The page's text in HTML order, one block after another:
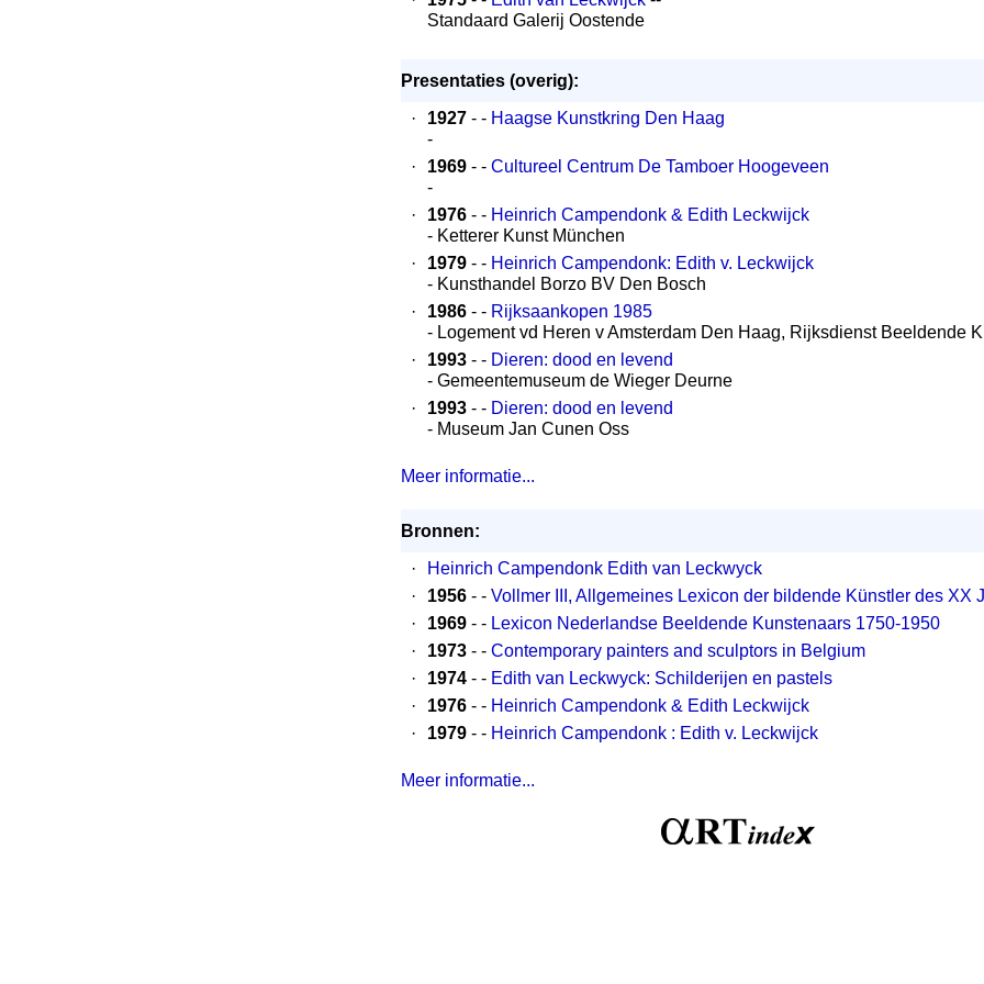
Standaard Galerij Oostende
Presentaties (overig):
·
1927 - - Haagse Kunstkring Den Haag
-
·
1969 - - Cultureel Centrum De Tamboer Hoogeveen
-
·
1976 - - Heinrich Campendonk & Edith Leckwijck
- Ketterer Kunst München
·
1979 - - Heinrich Campendonk: Edith v. Leckwijck
- Kunsthandel Borzo BV Den Bosch
·
1986 - - Rijksaankopen 1985
- Logement vd Heren v Amsterdam Den Haag, Rijksdienst Beeldende
·
1993 - - Dieren: dood en levend
- Gemeentemuseum de Wieger Deurne
·
1993 - - Dieren: dood en levend
- Museum Jan Cunen Oss
Meer informatie...
Bronnen:
·
Heinrich Campendonk Edith van Leckwyck
·
1956 - - Vollmer III, Allgemeines Lexicon der bildende Künstler des XX
·
1969 - - Lexicon Nederlandse Beeldende Kunstenaars 1750-1950
·
1973 - - Contemporary painters and sculptors in Belgium
·
1974 - - Edith van Leckwyck: Schilderijen en pastels
·
1976 - - Heinrich Campendonk & Edith Leckwijck
·
1979 - - Heinrich Campendonk : Edith v. Leckwijck
Meer informatie...